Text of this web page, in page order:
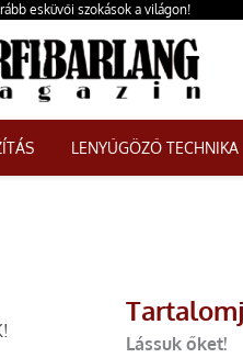
esküvői szokások a világon!
LENYŰGÖZŐ TECHNIKA
Lássuk őket!